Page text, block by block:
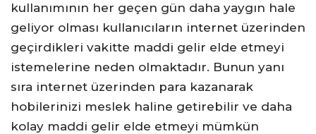
kullanımının her geçen gün daha yaygın hale
geliyor olması kullanıcıların internet üzerinden
geçirdikleri vakitte maddi gelir elde etmeyi
istemelerine neden olmaktadır. Bunun yanı
sıra internet üzerinden para kazanarak
hobilerinizi meslek haline getirebilir ve daha
kolay maddi gelir elde etmeyi mümkün